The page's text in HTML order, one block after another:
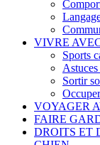
VIVRE
Sports
Sortir
VOYAGER
FAIRE
DROITS ET